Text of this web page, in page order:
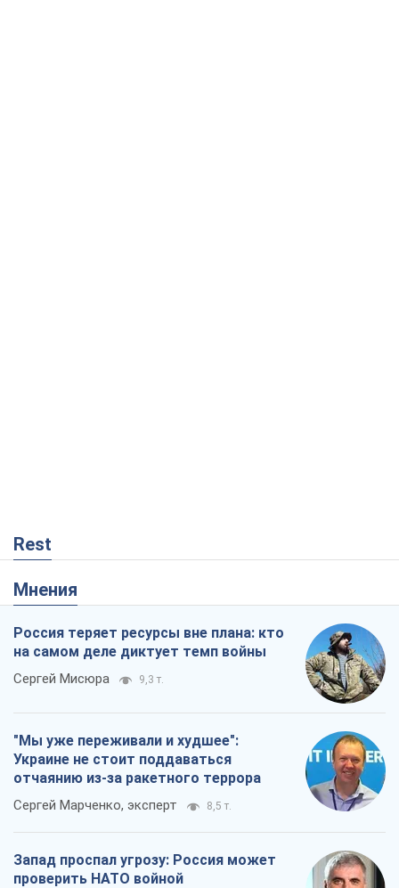
Rest
Мнения
Россия теряет ресурсы вне плана: кто
на самом деле диктует темп войны
Сергей Мисюра 9,3 т.
"Мы уже переживали и худшее":
Украине не стоит поддаваться
отчаянию из-за ракетного террора
Сергей Марченко, эксперт 8,5 т.
Запад проспал угрозу: Россия может
проверить НАТО войной